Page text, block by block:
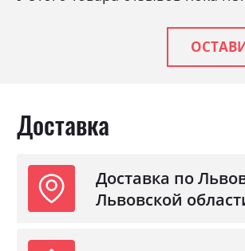
глянець
сірий
Материал
Доставка
Доставка по
Львовской